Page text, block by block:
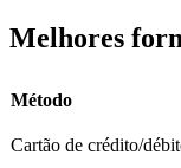
Melhores
Método
Cartão de crédito/